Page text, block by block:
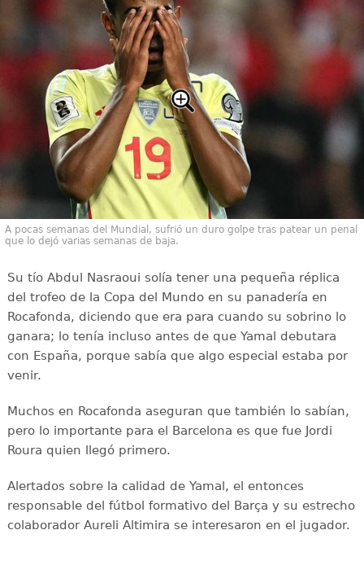
A pocas semanas del Mundial, sufrió un duro golpe tras patear un penal
que lo dejó varias semanas de baja.
Su tío Abdul Nasraoui solía tener una pequeña réplica
del trofeo de la Copa del Mundo en su panadería en
Rocafonda, diciendo que era para cuando su sobrino lo
ganara; lo tenía incluso antes de que Yamal debutara
con España, porque sabía que algo especial estaba por
venir.
Muchos en Rocafonda aseguran que también lo sabían,
pero lo importante para el Barcelona es que fue Jordi
Roura quien llegó primero.
Alertados sobre la calidad de Yamal, el entonces
responsable del fútbol formativo del Barça y su estrecho
colaborador Aureli Altimira se interesaron en el jugador.